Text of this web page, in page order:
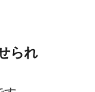
られ